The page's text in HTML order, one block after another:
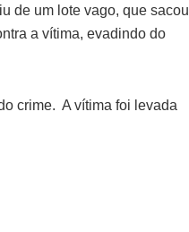
de um lote vago, que sacou
a vítima, evadindo do
crime. A vítima foi levada